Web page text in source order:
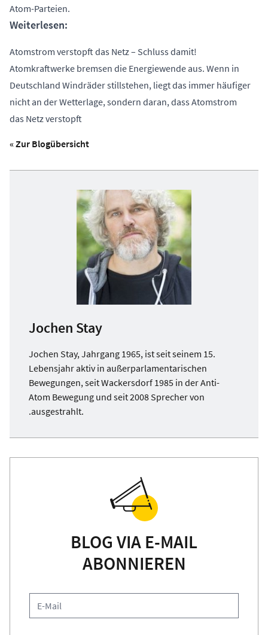
Atom-Parteien.
Weiterlesen:
Atomstrom verstopft das Netz – Schluss damit!
Atomkraftwerke bremsen die Energiewende aus. Wenn in
Deutschland Windräder stillstehen, liegt das immer häufiger
nicht an der Wetterlage, sondern daran, dass Atomstrom
das Netz verstopft
« Zur Blogübersicht
Jochen Stay
Jochen Stay, Jahrgang 1965, ist seit seinem 15.
Lebensjahr aktiv in außerparlamentarischen
Bewegungen, seit Wackersdorf 1985 in der Anti-
Atom Bewegung und seit 2008 Sprecher von
.ausgestrahlt.
BLOG VIA E-MAIL
ABONNIEREN